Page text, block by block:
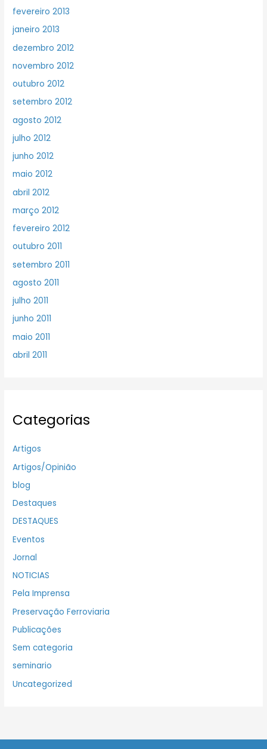
fevereiro 2013
janeiro 2013
dezembro 2012
novembro 2012
outubro 2012
setembro 2012
agosto 2012
julho 2012
junho 2012
maio 2012
abril 2012
março 2012
fevereiro 2012
outubro 2011
setembro 2011
agosto 2011
julho 2011
junho 2011
maio 2011
abril 2011
Categorias
Artigos
Artigos/Opinião
blog
Destaques
DESTAQUES
Eventos
Jornal
NOTICIAS
Pela Imprensa
Preservação Ferroviaria
Publicações
Sem categoria
seminario
Uncategorized